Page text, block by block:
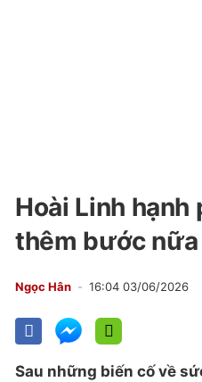
Hoài Linh hạnh
thêm bước nữa
Ngọc Hân 16:04 03/06/2026
Sau những biến cố về